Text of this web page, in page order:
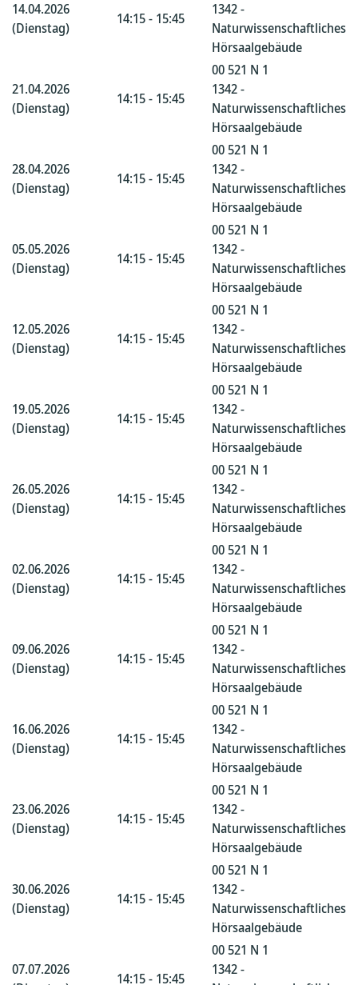
14.04.2026
(Dienstag)
14:15 - 15:45
1342 -
Naturwissenschaftliches
Hörsaalgebäude
21.04.2026
(Dienstag)
14:15 - 15:45
00 521 N 1
1342 -
Naturwissenschaftliches
Hörsaalgebäude
28.04.2026
(Dienstag)
14:15 - 15:45
00 521 N 1
1342 -
Naturwissenschaftliches
Hörsaalgebäude
05.05.2026
(Dienstag)
14:15 - 15:45
00 521 N 1
1342 -
Naturwissenschaftliches
Hörsaalgebäude
12.05.2026
(Dienstag)
14:15 - 15:45
00 521 N 1
1342 -
Naturwissenschaftliches
Hörsaalgebäude
19.05.2026
(Dienstag)
14:15 - 15:45
00 521 N 1
1342 -
Naturwissenschaftliches
Hörsaalgebäude
26.05.2026
(Dienstag)
14:15 - 15:45
00 521 N 1
1342 -
Naturwissenschaftliches
Hörsaalgebäude
02.06.2026
(Dienstag)
14:15 - 15:45
00 521 N 1
1342 -
Naturwissenschaftliches
Hörsaalgebäude
09.06.2026
(Dienstag)
14:15 - 15:45
00 521 N 1
1342 -
Naturwissenschaftliches
Hörsaalgebäude
16.06.2026
(Dienstag)
14:15 - 15:45
00 521 N 1
1342 -
Naturwissenschaftliches
Hörsaalgebäude
23.06.2026
(Dienstag)
14:15 - 15:45
00 521 N 1
1342 -
Naturwissenschaftliches
Hörsaalgebäude
30.06.2026
(Dienstag)
14:15 - 15:45
00 521 N 1
1342 -
Naturwissenschaftliches
Hörsaalgebäude
07.07.2026
14:15 - 15:45
00 521 N 1
1342 -